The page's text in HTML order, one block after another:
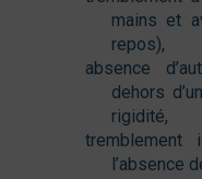
mains et
repos),
absence
dehors
rigidité,
l’absence